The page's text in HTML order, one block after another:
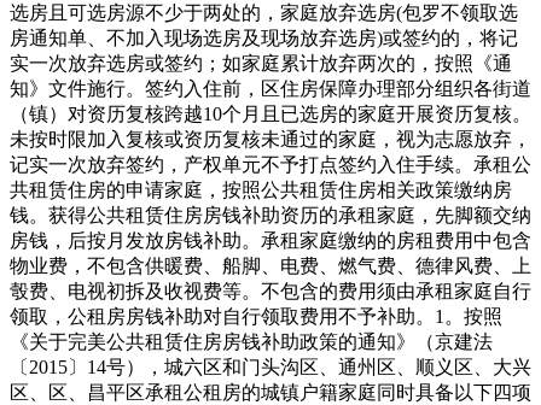
选房且可选房源不少于两处的，家庭放弃选房(包罗不领取选
房通知单、不加入现场选房及现场放弃选房)或签约的，将记
实一次放弃选房或签约；如家庭累计放弃两次的，按照《通
知》文件施行。签约入住前，区住房保障办理部分组织各街道
（镇）对资历复核跨越10个月且已选房的家庭开展资历复核。
未按时限加入复核或资历复核未通过的家庭，视为志愿放弃，
记实一次放弃签约，产权单元不予打点签约入住手续。承租公
共租赁住房的申请家庭，按照公共租赁住房相关政策缴纳房
钱。获得公共租赁住房房钱补助资历的承租家庭，先脚额交纳
房钱，后按月发放房钱补助。承租家庭缴纳的房租费用中包含
物业费，不包含供暖费、船脚、电费、燃气费、德律风费、上
彀费、电视初拆及收视费等。不包含的费用须由承租家庭自行
领取，公租房房钱补助对自行领取费用不予补助。1。按照
《关于完美公共租赁住房房钱补助政策的通知》（京建法
〔2015〕14号），城六区和门头沟区、通州区、顺义区、大兴
区、区、昌平区承租公租房的城镇户籍家庭同时具备以下四项